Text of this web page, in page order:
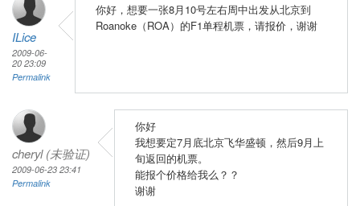
ILice
2009-06-
20 23:09
Permalink
你好，想要一张8月10号左右周中出发从北京到
Roanoke（ROA）的F1单程机票，请报价，谢谢
cheryl (未验证)
2009-06-23 23:41
Permalink
你好
我想要定7月底北京飞华盛顿，然后9月上
旬返回的机票。
能报个价格给我么？？
谢谢